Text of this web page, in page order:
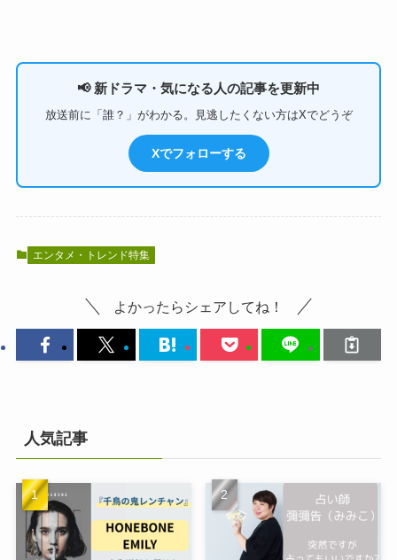
📢 新ドラマ・気になる人の記事を更新中
放送前に「誰？」がわかる。見逃したくない方はXでどうぞ
Xでフォローする
エンタメ・トレンド特集
よかったらシェアしてね！
人気記事